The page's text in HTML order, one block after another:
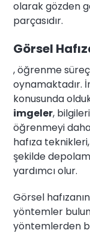
olarak gözden
parçasıdır.
Görsel
, öğrenme
oynamaktadır.
konusunda
imgeler,
öğrenmeyi
hafıza
şekilde
yardımcı olur.
Görsel
yöntemler
yöntemlerden